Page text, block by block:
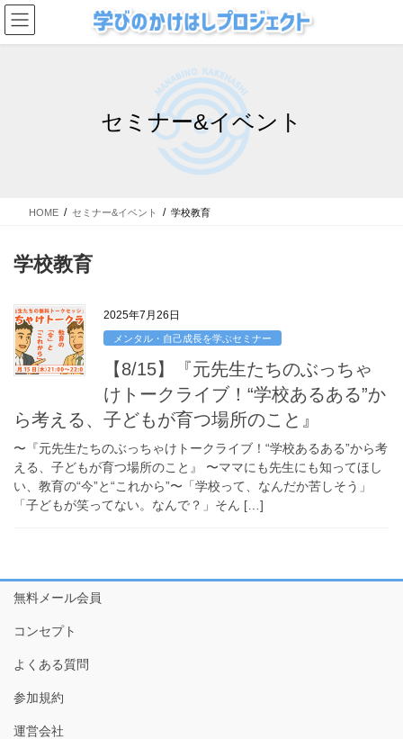
コ
ン
テ
ナ
ビ
ゲ
セミナー&イベント
HOME セミナー&イベント 学校教育
学校教育
2025年7月26日
メンタル・自己成長を学ぶセミナー
【8/15】『元先生たちのぶっちゃ
けトークライブ！“学校あるある”か
ら考える、子どもが育つ場所のこと』
〜『元先生たちのぶっちゃけトークライブ！“学校あるある”から考
える、子どもが育つ場所のこと』 〜ママにも先生にも知ってほし
い、教育の“今”と“これから”〜「学校って、なんだか苦しそう」
「子どもが笑ってない。なんで？」そん […]
無料メール会員
コンセプト
よくある質問
参加規約
運営会社